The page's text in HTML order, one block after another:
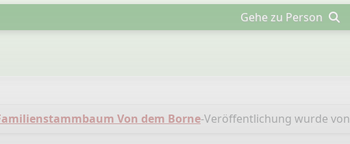
Gehe zu Person
Von dem Borne-Veröffentlichung wurde von